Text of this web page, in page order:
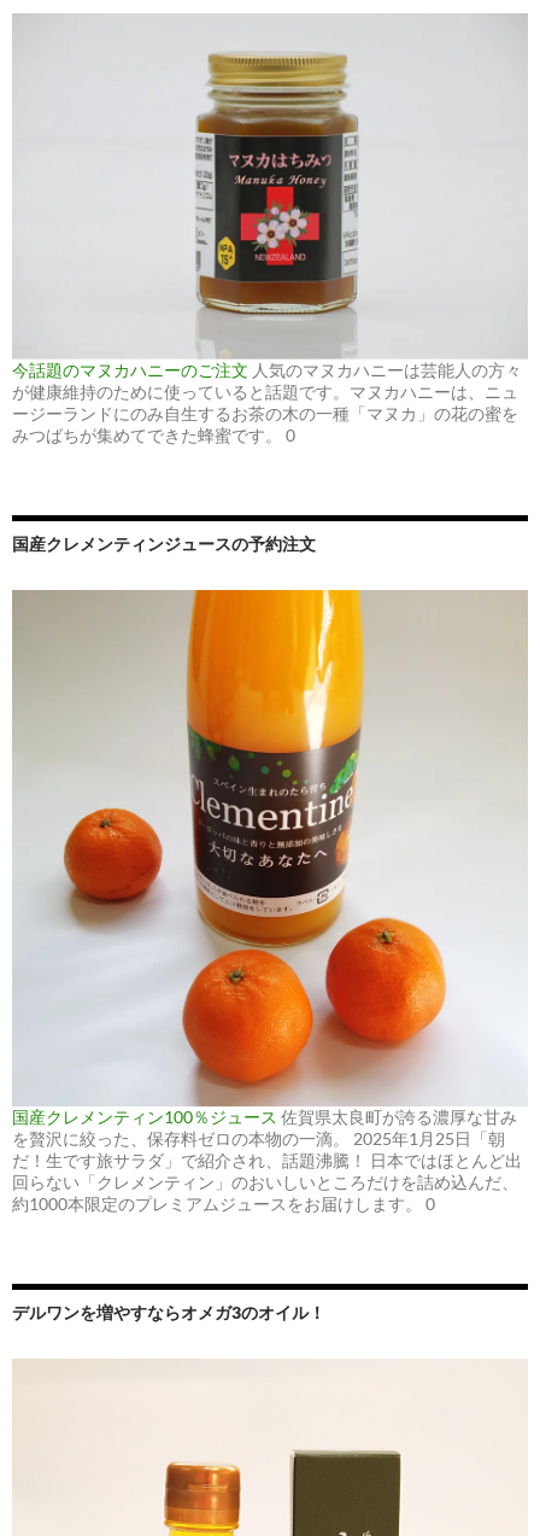
今話題のマヌカハニーのご注文 人気のマヌカハニーは芸能人の方々
が健康維持のために使っていると話題です。マヌカハニーは、ニュ
ージーランドにのみ自生するお茶の木の一種「マヌカ」の花の蜜を
みつばちが集めてできた蜂蜜です。 0
国産クレメンティンジュースの予約注文
国産クレメンティン100％ジュース 佐賀県太良町が誇る濃厚な甘み
を贅沢に絞った、保存料ゼロの本物の一滴。 2025年1月25日「朝
だ！生です旅サラダ」で紹介され、話題沸騰！ 日本ではほとんど出
回らない「クレメンティン」のおいしいところだけを詰め込んだ、
約1000本限定のプレミアムジュースをお届けします。 0
デルワンを増やすならオメガ3のオイル！